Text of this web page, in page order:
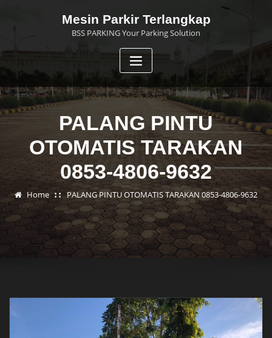
Mesin Parkir Terlangkap
BSS PARKING Your Parking Solution
PALANG PINTU
OTOMATIS TARAKAN
0853-4806-9632
Home PALANG PINTU OTOMATIS TARAKAN 0853-4806-9632